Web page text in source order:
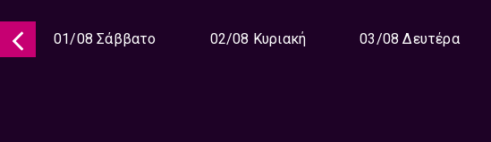
01/08 Σάββατο 02/08 Κυριακή 03/08 Δευτέρα